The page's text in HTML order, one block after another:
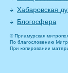
Хабаровская
Блогосфера
© Приамурская
По благословению
При копировании